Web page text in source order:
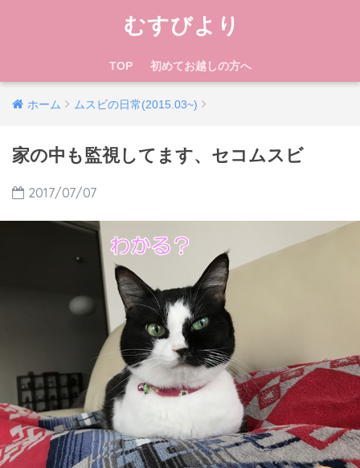
むすびより
TOP 初めてお越しの方へ
ホーム ムスビの日常(2015.03~)
家の中も監視してます、セコムスビ
2017/07/07